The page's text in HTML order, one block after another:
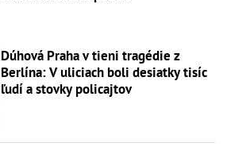
Dúhová Praha v tieni tragédie z
Berlína: V uliciach boli desiatky tisíc
ľudí a stovky policajtov